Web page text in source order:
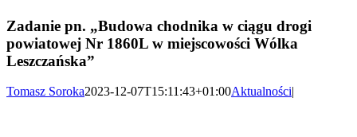
Zadanie pn. „Budowa chodnika w ciągu drogi
powiatowej Nr 1860L w miejscowości Wólka
Leszczańska”
Tomasz Soroka2023-12-07T15:11:43+01:00Aktualności|